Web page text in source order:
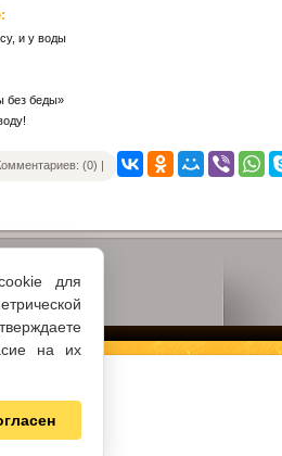
для
на их
и у воды
без беды»
(0) |